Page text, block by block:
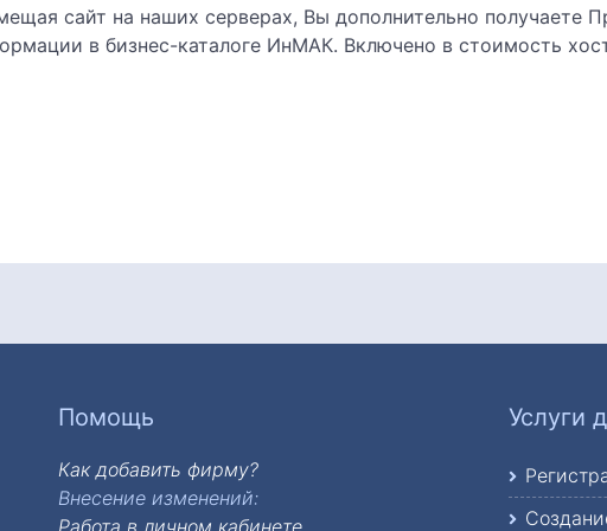
в шумоизолированном корпусе
підприСмство
сайт на наших серверах, Вы дополнительно получаете
в бизнес-каталоге ИнМАК. Включено в стоимость
Помощь
Как добавить фирму?
Внесение изменений:
Услуги